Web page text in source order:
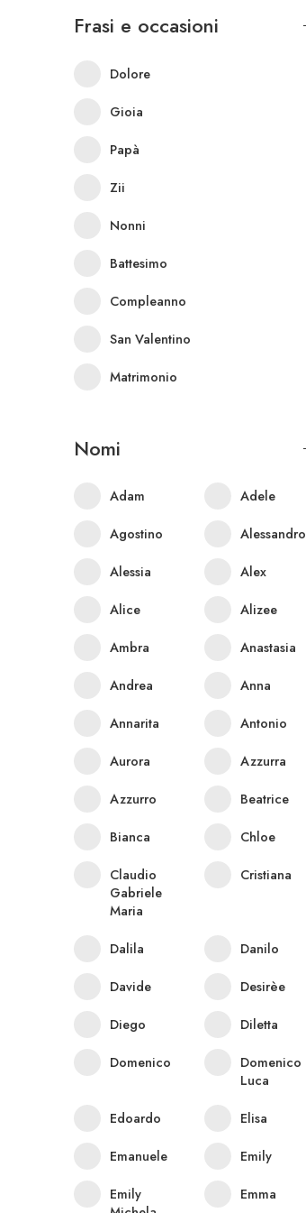
Frasi e occasioni
Dolore
Gioia
Papà
Zii
Nonni
Battesimo
Compleanno
San Valentino
Matrimonio
Nomi
Adam
Adele
Agostino
Alessandro
Alessia
Alex
Alice
Alizee
Ambra
Anastasia
Andrea
Anna
Annarita
Antonio
Aurora
Azzurra
Azzurro
Beatrice
Bianca
Chloe
Claudio
Gabriele
Maria
Cristiana
Dalila
Danilo
Davide
Desirèe
Diego
Diletta
Domenico
Domenico
Luca
Edoardo
Elisa
Emanuele
Emily
Emily
Emma